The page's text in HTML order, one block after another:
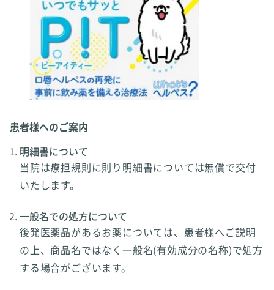
患者様へのご案内
明細書について
当院は療担規則に則り明細書については無償で交付
いたします。
一般名での処方について
後発医薬品があるお薬については、患者様へご説明
の上、商品名ではなく一般名(有効成分の名称)で処方
する場合がございます。